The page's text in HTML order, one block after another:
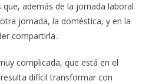
además de la jornada laboral
jornada, la doméstica, y en la
compartirla.
complicada, que está en el
difícil transformar con